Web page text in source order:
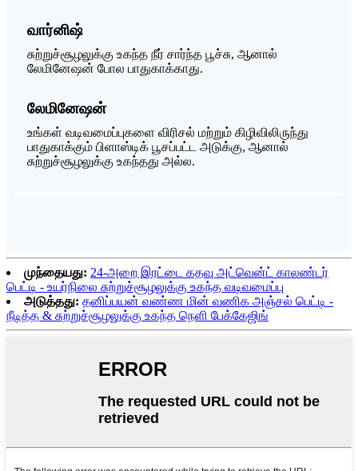
வார்னிஷ்
சுற்றுச்சூழலுக்கு உகந்த நீர் சார்ந்த பூச்சு, ஆனால்
லேமினேஷன் போல பாதுகாக்காது.
லேமினேஷன்
உங்கள் வடிவமைப்புகளை விரிசல் மற்றும் கிழிவிலிருந்து
பாதுகாக்கும் பிளாஸ்டிக் பூசப்பட்ட அடுக்கு, ஆனால்
சுற்றுச்சூழலுக்கு உகந்தது அல்ல.
முந்தையது: 24-அறை இரட்டை கதவு அட்வென்ட் காலண்டர்
பெட்டி - உயர்நிலை சுற்றுச்சூழலுக்கு உகந்த வடிவமைப்பு
அடுத்தது: தனிப்பயன் வண்ண மின் வணிக அஞ்சல் பெட்டி -
நீடித்த & சுற்றுச்சூழலுக்கு உகந்த நெளி பேக்கேஜிங்